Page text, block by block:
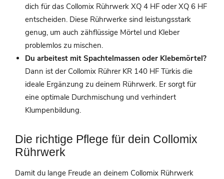
dich für das Collomix Rührwerk XQ 4 HF oder XQ 6 HF
entscheiden. Diese Rührwerke sind leistungsstark
genug, um auch zähflüssige Mörtel und Kleber
problemlos zu mischen.
Du arbeitest mit Spachtelmassen oder Klebemörtel?
Dann ist der Collomix Rührer KR 140 HF Türkis die
ideale Ergänzung zu deinem Rührwerk. Er sorgt für
eine optimale Durchmischung und verhindert
Klumpenbildung.
Die richtige Pflege für dein Collomix
Rührwerk
Damit du lange Freude an deinem Collomix Rührwerk